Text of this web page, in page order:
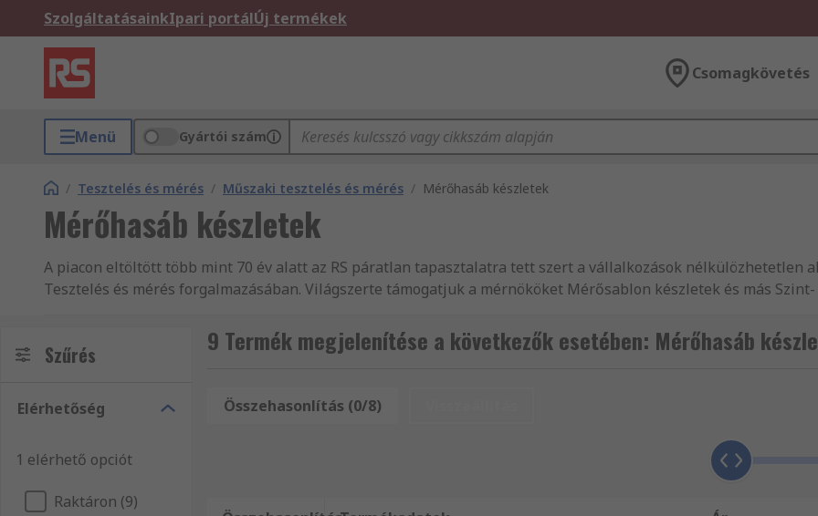
SzolgáltatásainkIpari portálÚj termékek
Csomagkövetés
Menü Gyártói szám
/ Tesztelés és mérés / Műszaki tesztelés és mérés / Mérőhasáb készletek
Mérőhasáb készletek
A piacon eltöltött több mint 70 év alatt az RS páratlan tapasztalatra tett szert a vállalkozások nélkülözhetetlen
Tesztelés és mérés forgalmazásában. Világszerte támogatjuk a mérnököket Mérősablon készletek és más
szerszámok vagy Felszíni és konzolos derékszögek közül van szüksége bizonyos termékekre,
megoldást! Az RS RS termékek, többek között Mérősablon készletek széles választékát kínálja, 24 órán belüli
készletek, valamint Informatikai eszközök, vizsgáló- és biztonsági berendezések széles választékát
Tesztelés és mérés átfogó választékát. Weboldalunkon Informatikai eszközök, vizsgáló- és biztonsági
Válogasson kínálatunkból és győződjön meg Ön is kitűnő szolgáltatásainkról! Rendeljen Mérősablon készletek
kiszállításból! Akár nagy tételben vásárol, vagy csupán egy-egy árucikket rendel, mindenképpen részesülhet
Biztosak vagyunk abban, hogy termékkínálatunkban megtalálja az igényeinek megfelelő termékeket.
Szűrés
Elérhetőség
1 elérhető opciót
Raktáron (9)
9 Termék megjelenítése a következők esetében: Mérőhasáb
Összehasonlítás (0/8)